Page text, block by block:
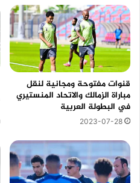
قنوات مفتوحة ومجانية لنقل
مباراة الزمالك والاتحاد المنستيري
في البطولة العربية
2023-07-28